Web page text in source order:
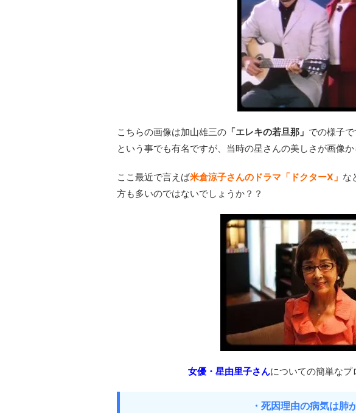
こちらの画像は加山雄三の 「エレキの若旦那」 での様子
という事でも有名ですが、当時の星さんの美しさが画像か
ここ最近で言えば米倉涼子さんのドラマ「ドクターX」 な
方も多いのではないでしょうか？？
女優・星由里子さんについての簡単な
・死因理由の病気は肺